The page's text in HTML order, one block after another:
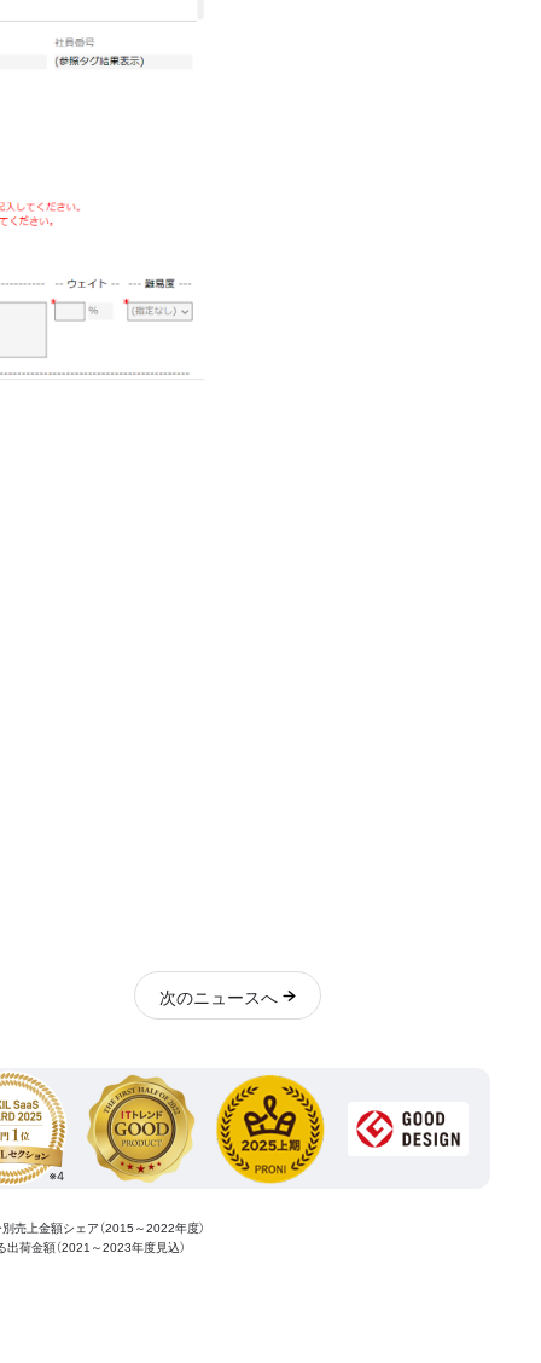
次のニュースへ
売上金額シェア（2015～2022年度）
荷金額（2021～2023年度見込）